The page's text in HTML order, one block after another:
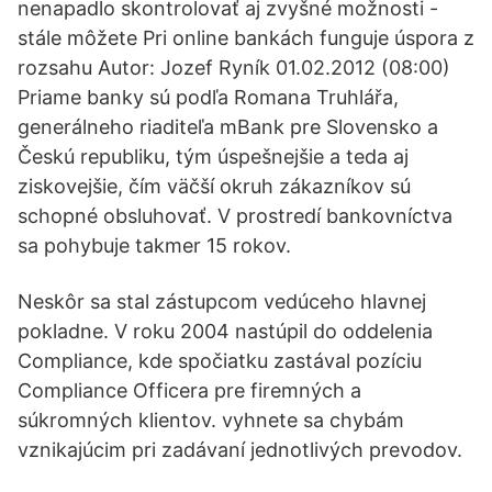
nenapadlo skontrolovať aj zvyšné možnosti -
stále môžete Pri online bankách funguje úspora z
rozsahu Autor: Jozef Ryník 01.02.2012 (08:00)
Priame banky sú podľa Romana Truhlářa,
generálneho riaditeľa mBank pre Slovensko a
Českú republiku, tým úspešnejšie a teda aj
ziskovejšie, čím väčší okruh zákazníkov sú
schopné obsluhovať. V prostredí bankovníctva
sa pohybuje takmer 15 rokov.
Neskôr sa stal zástupcom vedúceho hlavnej
pokladne. V roku 2004 nastúpil do oddelenia
Compliance, kde spočiatku zastával pozíciu
Compliance Officera pre firemných a
súkromných klientov. vyhnete sa chybám
vznikajúcim pri zadávaní jednotlivých prevodov.